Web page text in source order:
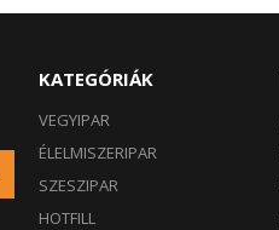
KATEGÓRIÁK
VEGYIPAR
ÉLELMISZERIPAR
SZESZIPAR
HOTFILL